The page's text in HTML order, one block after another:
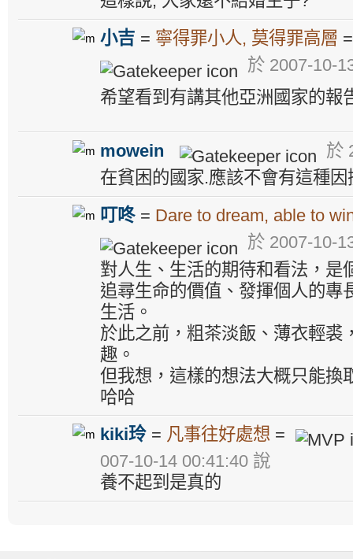
小吉 = 寧得罪小人, 莫得罪高層
於 2007-10-
希望看到有講其他亞洲國家的報
mowein
於
在貧困的國家.應該不會有這種因
叮咚 = Dare to dream, able to
於 2007-10-
對人生、生活的期待和看法，是
追尋生命的價值、發揮個人的專
生活。
於此之前，粗茶淡飯、薄衣輕裘
趣。
但我想，這樣的想法大概只能換
哈哈
kiki玲 = 凡事往好處想 =
007-10-14 00:41:40 說
養不起到是真的